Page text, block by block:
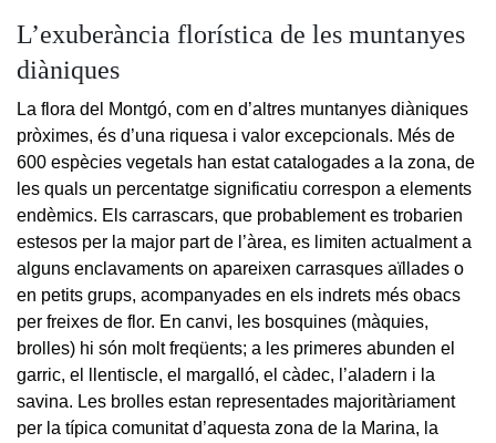
L’exuberància florística de les muntanyes
diàniques
La flora del Montgó, com en d’altres muntanyes diàniques
pròximes, és d’una riquesa i valor excepcionals. Més de
600 espècies vegetals han estat catalogades a la zona, de
les quals un percentatge significatiu correspon a elements
endèmics. Els carrascars, que probablement es trobarien
estesos per la major part de l’àrea, es limiten actualment a
alguns enclavaments on apareixen carrasques aïllades o
en petits grups, acompanyades en els indrets més obacs
per freixes de flor. En canvi, les bosquines (màquies,
brolles) hi són molt freqüents; a les primeres abunden el
garric, el llentiscle, el margalló, el càdec, l’aladern i la
savina. Les brolles estan representades majoritàriament
per la típica comunitat d’aquesta zona de la Marina, la